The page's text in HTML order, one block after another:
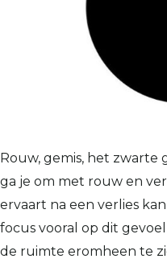
Rouw, gemis, het zwarte
ga je om met rouw en
ervaart na een verlies
focus vooral op dit
de ruimte eromheen te